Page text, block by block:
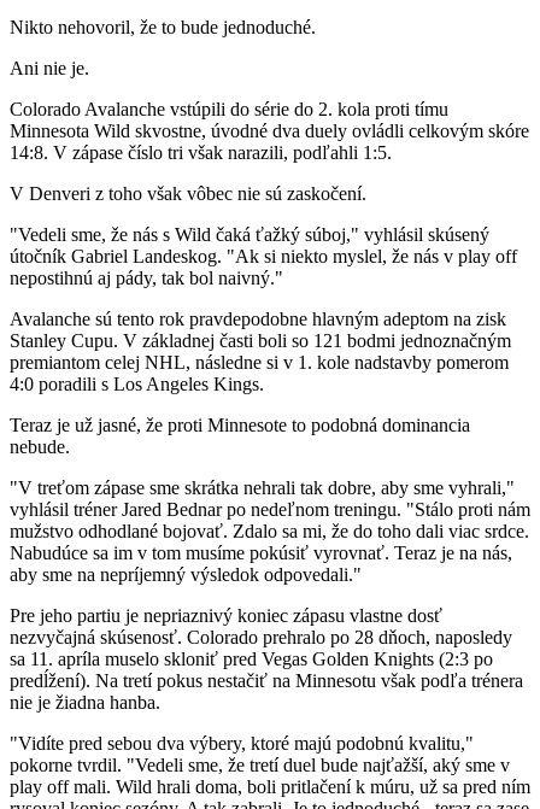
Nikto nehovoril, že to bude jednoduché.
Ani nie je.
Colorado Avalanche vstúpili do série do 2. kola proti tímu
Minnesota Wild skvostne, úvodné dva duely ovládli celkovým skóre
14:8. V zápase číslo tri však narazili, podľahli 1:5.
V Denveri z toho však vôbec nie sú zaskočení.
"Vedeli sme, že nás s Wild čaká ťažký súboj," vyhlásil skúsený
útočník Gabriel Landeskog. "Ak si niekto myslel, že nás v play off
nepostihnú aj pády, tak bol naivný."
Avalanche sú tento rok pravdepodobne hlavným adeptom na zisk
Stanley Cupu. V základnej časti boli so 121 bodmi jednoznačným
premiantom celej NHL, následne si v 1. kole nadstavby pomerom
4:0 poradili s Los Angeles Kings.
Teraz je už jasné, že proti Minnesote to podobná dominancia
nebude.
"V treťom zápase sme skrátka nehrali tak dobre, aby sme vyhrali,"
vyhlásil tréner Jared Bednar po nedeľnom treningu. "Stálo proti nám
mužstvo odhodlané bojovať. Zdalo sa mi, že do toho dali viac srdce.
Nabudúce sa im v tom musíme pokúsiť vyrovnať. Teraz je na nás,
aby sme na nepríjemný výsledok odpovedali."
Pre jeho partiu je nepriaznivý koniec zápasu vlastne dosť
nezvyčajná skúsenosť. Colorado prehralo po 28 dňoch, naposledy
sa 11. apríla muselo skloniť pred Vegas Golden Knights (2:3 po
predĺžení). Na tretí pokus nestačiť na Minnesotu však podľa trénera
nie je žiadna hanba.
"Vidíte pred sebou dva výbery, ktoré majú podobnú kvalitu,"
pokorne tvrdil. "Vedeli sme, že tretí duel bude najťažší, aký sme v
play off mali. Wild hrali doma, boli pritlačení k múru, už sa pred ním